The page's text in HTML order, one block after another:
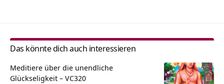
Das könnte dich auch interessieren
Meditiere über die unendliche
Glückseligkeit – VC320